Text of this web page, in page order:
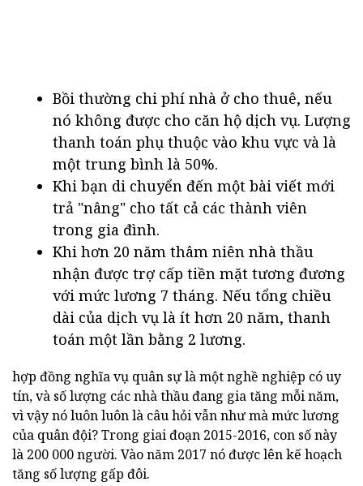
Bồi thường chi phí nhà ở cho thuê, nếu
nó không được cho căn hộ dịch vụ. Lượng
thanh toán phụ thuộc vào khu vực và là
một trung bình là 50%.
Khi bạn di chuyển đến một bài viết mới
trả "nâng" cho tất cả các thành viên
trong gia đình.
Khi hơn 20 năm thâm niên nhà thầu
nhận được trợ cấp tiền mặt tương đương
với mức lương 7 tháng. Nếu tổng chiều
dài của dịch vụ là ít hơn 20 năm, thanh
toán một lần bằng 2 lương.
hợp đồng nghĩa vụ quân sự là một nghề nghiệp có uy
tín, và số lượng các nhà thầu đang gia tăng mỗi năm,
vì vậy nó luôn luôn là câu hỏi vẫn như mà mức lương
của quân đội? Trong giai đoạn 2015-2016, con số này
là 200 000 người. Vào năm 2017 nó được lên kế hoạch
tăng số lượng gấp đôi.